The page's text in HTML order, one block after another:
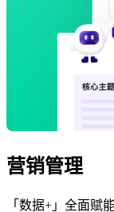
营销管理
「数据+」全面赋